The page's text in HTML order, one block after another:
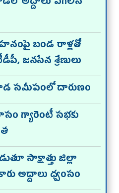
బండ రాళ్లతో
జనసేన శ్రేణులు
సమీపంలో దారుణం
గ్యారెంటీ సభకు
సాక్షాత్తు జిల్లా
అద్దాలు ధ్వంసం